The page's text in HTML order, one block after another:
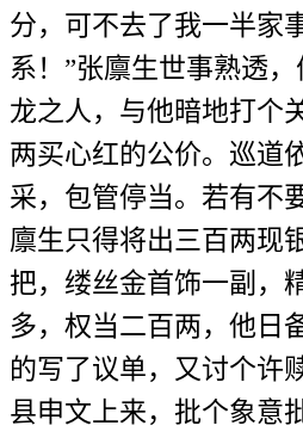
分，可不去了我一半家
系！”张廪生世事熟透
龙之人，与他暗地打个
两买心红的公价。巡道
采，包管停当。若有不
廪生只得将出三百两现
把，缕丝金首饰一副，
多，权当二百两，他日
的写了议单，又讨个许
县申文上来，批个象意